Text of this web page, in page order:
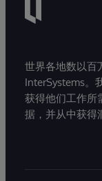
世界各地数以百
InterSystems。
获得他们工作
据，并从中获得